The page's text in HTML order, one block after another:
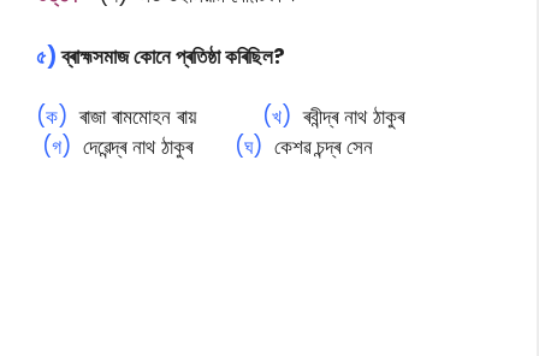
৫)ব্ৰাহ্মসমাজ কোনে প্ৰতিষ্ঠা কৰিছিল?
(ক) ৰাজা ৰামমোহন ৰায় (খ) ৰবীন্দ্ৰ নাথ ঠাকুৰ
(গ) দেৱেন্দ্ৰ নাথ ঠাকুৰ (ঘ) কেশৱ চন্দ্ৰ সেন